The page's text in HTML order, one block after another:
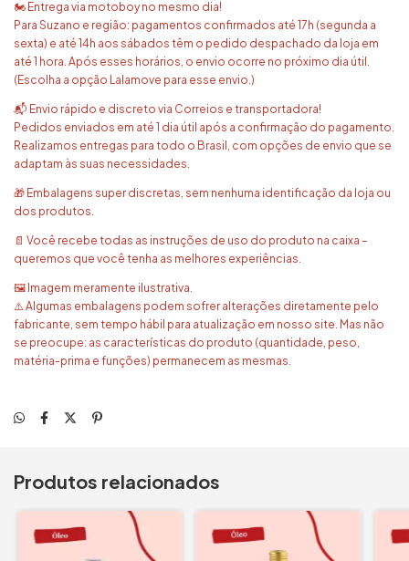
🏍️ Entrega via motoboy no mesmo dia!
Para Suzano e região: pagamentos confirmados até 17h (segunda a
sexta) e até 14h aos sábados têm o pedido despachado da loja em
até 1 hora. Após esses horários, o envio ocorre no próximo dia útil.
(Escolha a opção Lalamove para esse envio.)
📬 Envio rápido e discreto via Correios e transportadora!
Pedidos enviados em até 1 dia útil após a confirmação do pagamento.
Realizamos entregas para todo o Brasil, com opções de envio que se
adaptam às suas necessidades.
🎁 Embalagens super discretas, sem nenhuma identificação da loja ou
dos produtos.
📄 Você recebe todas as instruções de uso do produto na caixa –
queremos que você tenha as melhores experiências.
🖼️ Imagem meramente ilustrativa.
⚠️ Algumas embalagens podem sofrer alterações diretamente pelo
fabricante, sem tempo hábil para atualização em nosso site. Mas não
se preocupe: as características do produto (quantidade, peso,
matéria-prima e funções) permanecem as mesmas.
Produtos relacionados